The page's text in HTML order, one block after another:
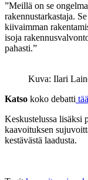
”Meillä on se
rakennustarkastaja.
kiivaimman
isoja
pahasti.”
Kuva: Ilari
Katso koko debatti
Keskustelussa lisäksi
kaavoituksen
kestävästä laadusta.